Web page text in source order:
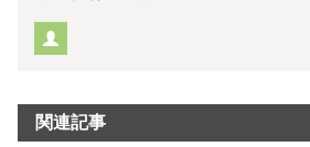
関連記事